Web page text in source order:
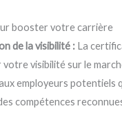
booster votre carrière
de la visibilité : La
visibilité sur le
employeurs potentiels
compétences